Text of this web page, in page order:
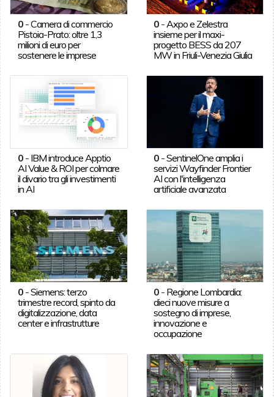
0-Camera di commercio
Pistoia-Prato: oltre 1,3
milioni di euro per
sostenere le imprese
0 - Axpo e Zelestra
insieme per il maxi-
progetto BESS da 207
MW in Friuli-Venezia Giulia
0- IBM introduce Apptio
AI Value & ROI per colmare
il divario tra gli investimenti
in AI
0 -SentinelOne amplia i
servizi Wayfinder Frontier
AI con l'intelligenza
artificiale avanzata
0-Siemens: terzo
trimestre record, spinto da
digitalizzazione, data
center e infrastrutture
0 - Regione Lombardia:
dieci nuove misure a
sostegno di imprese,
innovazione e
occupazione